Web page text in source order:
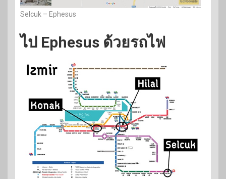
Selcuk – Ephesus
ไป Ephesus ด้วยรถไฟ